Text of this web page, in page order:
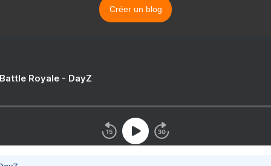
Créer un blog
Royale - DayZ